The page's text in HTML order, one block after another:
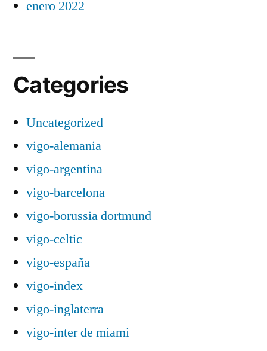
enero 2022
Categories
Uncategorized
vigo-alemania
vigo-argentina
vigo-barcelona
vigo-borussia dortmund
vigo-celtic
vigo-españa
vigo-index
vigo-inglaterra
vigo-inter de miami